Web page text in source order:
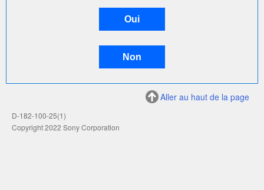
Aller au haut de la page
D-182-100-25(1)
Copyright 2022 Sony Corporation